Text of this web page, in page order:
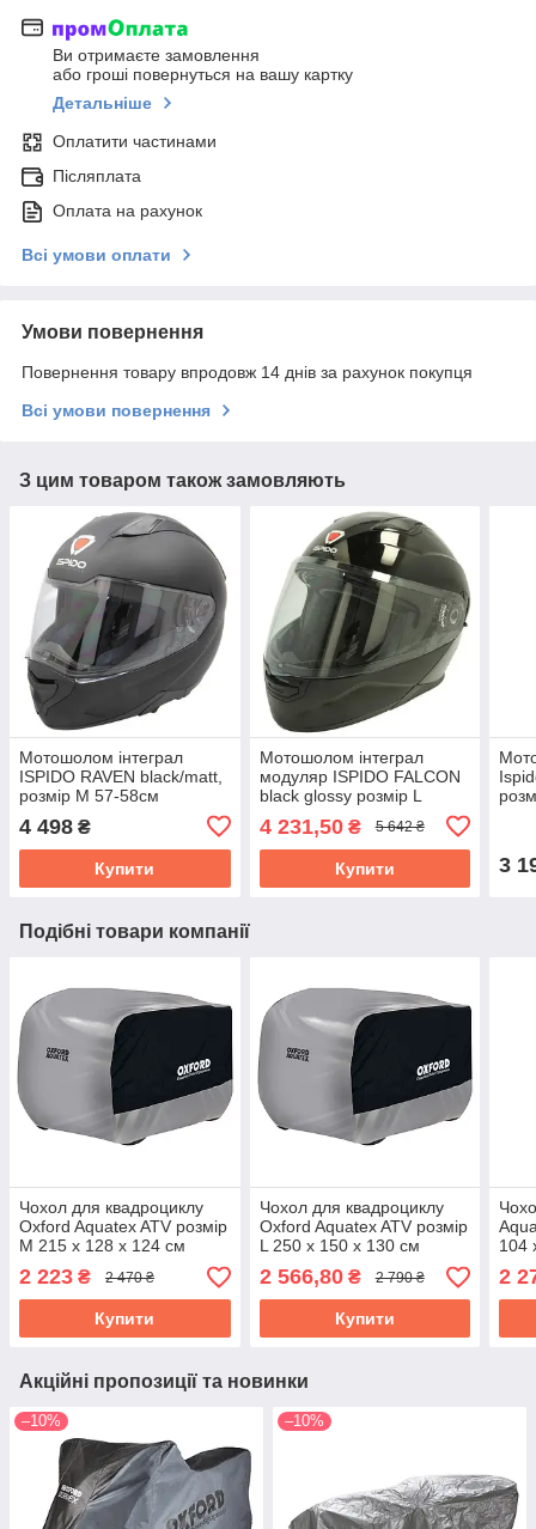
Ви отримаєте замовлення
або гроші повернуться на вашу картку
Детальніше
Оплатити частинами
Післяплата
Оплата на рахунок
Всі умови оплати
Умови повернення
Повернення товару впродовж 14 днів за рахунок покупця
Всі умови повернення
З цим товаром також замовляють
Мотошолом інтеграл
ISPIDO RAVEN black/matt,
розмір M 57-58см
(сонцезахисні окуляри)
4 498 ₴
Купити
Мотошолом інтеграл
модуляр ISPIDO FALCON
black glossy розмір L
4 231,50₴ 5 642 ₴
Купити 3
Подібні товари компанії
Чохол для квадроциклу
Oxford Aquatex ATV розмір
M 215 х 128 х 124 см
(CV209)
2 223 ₴ 2 470 ₴
Купити
Чохол для квадроциклу
Oxford Aquatex ATV розмір
L 250 х 150 х 130 см
(CV210)
2 566,80₴ 2 790 ₴
Купити
104
2
Акційні пропозиції та новинки
–10% –10%